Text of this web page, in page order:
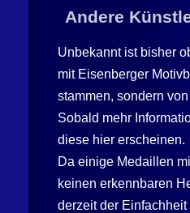
Andere
Unbekannt ist bisher
mit Eisenberger
stammen, sondern
Sobald mehr
diese hier erscheinen.
Da einige Medaillen
keinen erkennbaren
derzeit der